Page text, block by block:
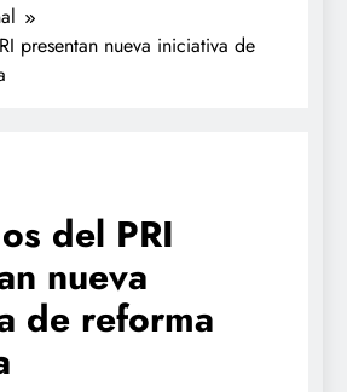
presentan nueva iniciativa de
del PRI
nueva
de reforma